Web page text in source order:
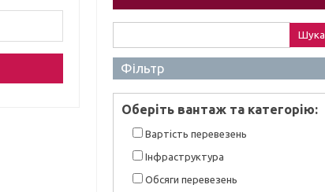
Фільтр
Оберiть вантаж та категорiю:
Вартiсть перевезень
Інфраструктура
Обсяги перевезень